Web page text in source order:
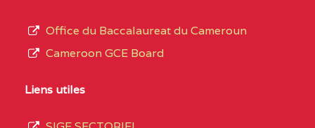
CENTRE
COLLEGE PRIVE LAIC
SAINT MICHEL
du
Office du Baccalaureat du Cameroun
Cameroon GCE Board
Liens utiles